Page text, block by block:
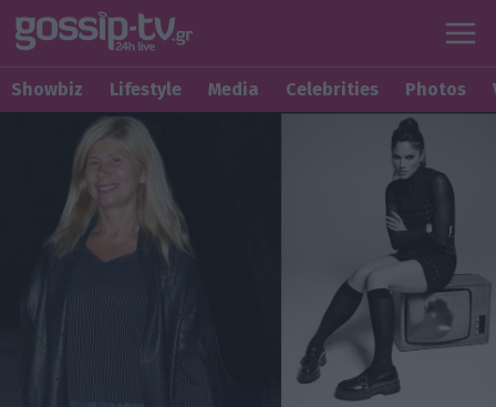
Showbiz Lifestyle Media Celebrities Photos